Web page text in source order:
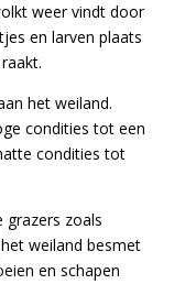
weer vindt door
en larven plaats
het weiland.
condities tot een
condities tot
grazers zoals
weiland besmet
en schapen